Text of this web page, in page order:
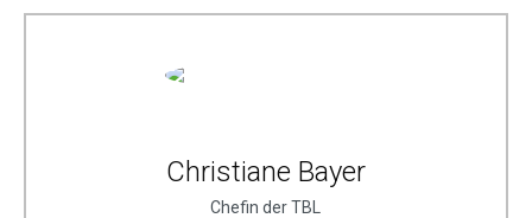
Christiane Bayer
Chefin der TBL